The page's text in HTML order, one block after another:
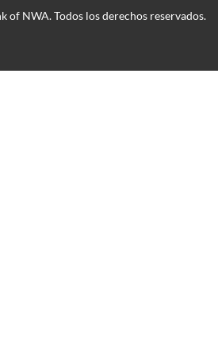
of NWA. Todos los derechos reservados.